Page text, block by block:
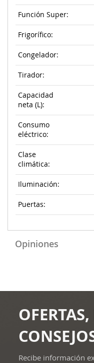
Función Super:
Frigorífico:
Congelador:
Tirador:
Capacidad
neta (L):
Consumo
eléctrico:
Clase
climática:
Iluminación:
Puertas:
Opiniones
Recibe información